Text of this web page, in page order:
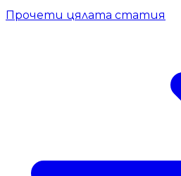
Прочети цялата статия